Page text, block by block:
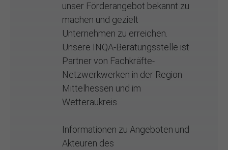
unser Förderangebot bekannt zu
machen und gezielt
Unternehmen zu erreichen.
Unsere INQA-Beratungsstelle ist
Partner von Fachkräfte-
Netzwerkwerken in der Region
Mittelhessen und im
Wetteraukreis.
Informationen zu Angeboten und
Akteuren des